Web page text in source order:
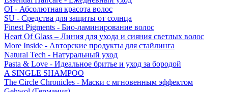
OI - Абсолютная красота волос
SU - Средства для защиты от солнца
Finest Pigments - Био-ламинирование волос
Heart Of Glass – Линия для ухода и сияния светлых волос
More Inside - Авторские продукты для стайлинга
Natural Tech - Натуральный уход
Pasta & Love - Идеальное бритье и уход за бородой
A SINGLE SHAMPOO
The Circle Chronicles - Маски с мгновенным эффектом